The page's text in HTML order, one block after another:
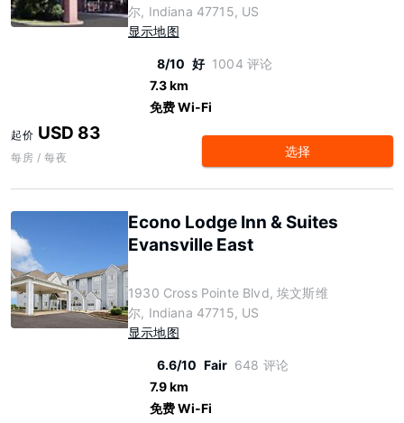
尔, Indiana 47715, US
显示地图
8/10 好 1004 评论
7.3 km
免费 Wi-Fi
起价 USD 83
每房 / 每夜 选择
Econo Lodge Inn & Suites
Evansville East
1930 Cross Pointe Blvd, 埃文斯维
尔, Indiana 47715, US
显示地图
6.6/10 Fair 648 评论
7.9 km
免费 Wi-Fi